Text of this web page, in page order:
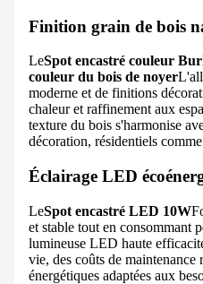
Finition grain de bois
LeSpot encastré couleur
couleur du bois de noyer
moderne et de finitions
chaleur et raffinement aux
texture du bois s'harmonise
décoration, résidentiels
Éclairage LED
LeSpot encastré LED 10W
et stable tout en consommant
lumineuse LED haute
vie, des coûts de maintenance
énergétiques adaptées aux